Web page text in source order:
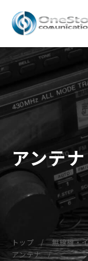
アンテナ
トップ
無線機・
アンテナ